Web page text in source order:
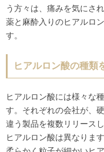
う方々は、痛みを気にさ
薬と麻酔入りのヒアルロ
す。
ヒアルロン酸の種類
ヒアルロン酸には様々な
す。それぞれの会社が、
違う製品を複数リリース
ヒアルロン酸は異なりま